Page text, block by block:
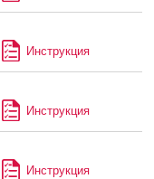
Инструкция
Инструкция
Инструкция